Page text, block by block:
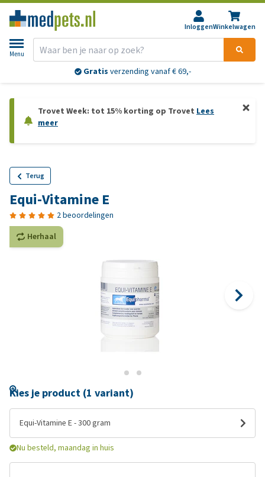
InloggenWinkelwagen
Menu
Gratis verzending vanaf € 69,-
Trovet Week: tot 15% korting op Trovet Lees
meer
Terug
Equi-Vitamine E
2 beoordelingen
Herhaal
Kies je product (1 variant)
Equi-Vitamine E - 300 gram
Nu besteld, maandag in huis